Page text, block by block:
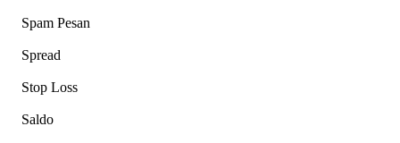
Spam Pesan
Spread
Stop Loss
Saldo